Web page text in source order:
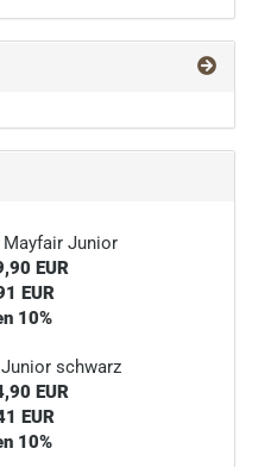
Mayfair Junior
EUR
EUR
10%
schwarz
EUR
EUR
10%